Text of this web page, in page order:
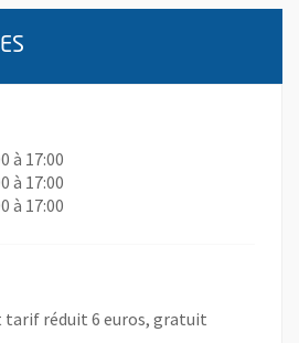
à 17:00
à 17:00
à 17:00
tarif réduit 6 euros, gratuit